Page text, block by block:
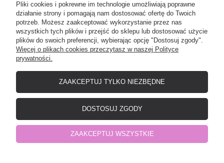
MOJE KONTO
PŁATNOŚCI I DOSTAWA
O NAS
Elefunt - producent odzieży dziecięcej| NIP: 8471532901 | Okrzei 12, 19-
500 Gołdap, woj. warmińsko-mazurskie | telefon:798441977| e-mail:
Pliki cookies i pokrewne im technologie umożliwiają poprawne
działanie strony i pomagają nam dostosować ofertę do Twoich
potrzeb. Możesz zaakceptować wykorzystanie przez nas
wszystkich tych plików i przejść do sklepu lub dostosować użycie
plików do swoich preferencji, wybierając opcję "Dostosuj zgody".
Więcej o plikach cookies przeczytasz w naszej Polityce
prywatności.
ZAAKCEPTUJ TYLKO NIEZBĘDNE
DOSTOSUJ ZGODY
ZAAKCEPTUJ WSZYSTKIE